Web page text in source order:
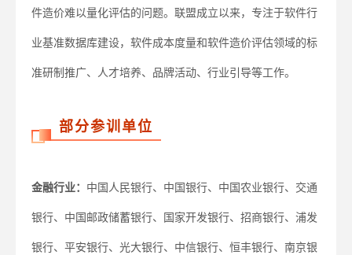
件造价难以量化评估的问题。联盟成立以来，专注于软件行
业基准数据库建设，软件成本度量和软件造价评估领域的标
准研制推广、人才培养、品牌活动、行业引导等工作。
部分参训单位
金融行业： 中国人民银行、中国银行、中国农业银行、交通
银行、中国邮政储蓄银行、国家开发银行、招商银行、浦发
银行、平安银行、光大银行、中信银行、恒丰银行、南京银